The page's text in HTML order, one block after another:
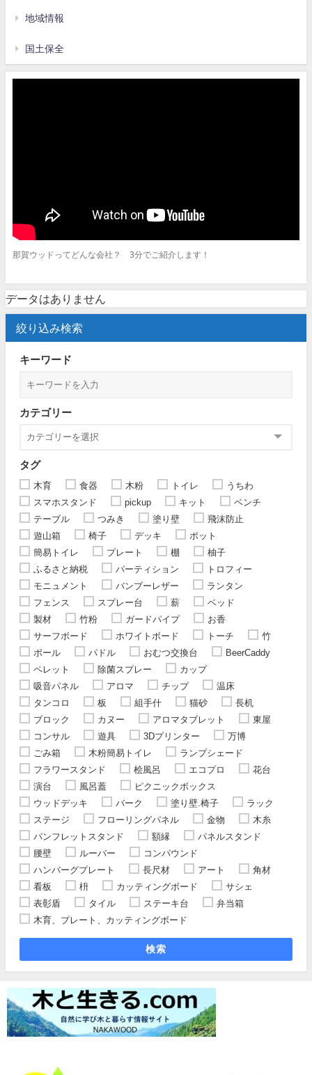
地域情報
国土保全
那賀ウッドってどんな会社？ 3分でご紹介します！
データはありません
絞り込み検索
キーワード
カテゴリー
タグ
木育 食器 木粉 トイレ
うちわ
スマホスタンド
pickup キット
ベンチ
テーブル
つみき 塗り壁
飛沫防止
遊山箱
椅子 デッキ
ポット
簡易トイレ
プレート 棚
柚子
ふるさと納税
パーティション
トロフィー
モニュメント
バンブーレザー
ランタン
フェンス
スプレー台 薪
ベッド
製材
竹粉 ガードパイプ
お香
サーフボード
ホワイトボード トーチ
竹
ポール
パドル おむつ交換台
BeerCaddy
ペレット
除菌スプレー
カップ
吸音パネル
アロマ チップ
温床
タンコロ
板 組手什 猫砂
長机
ブロック
カヌー アロマタブレット
東屋
コンサル
遊具 3Dプリンター
万博
ごみ箱
木粉簡易トイレ
ランプシェード
フラワースタンド
桧風呂 エコプロ
花台
演台
風呂蓋
ピクニックボックス
ウッドデッキ
バーク 塗り壁.椅子
ラック
ステージ
フローリングパネル 金物
木糸
パンフレットスタンド
額縁
パネルスタンド
腰壁
ルーバー
コンパウンド
ハンバーグプレート
長尺材 アート
角材
看板
枡 カッティングボード
サシェ
表彰盾
タイル ステーキ台
弁当箱
木育、プレート、カッティングボード
検索